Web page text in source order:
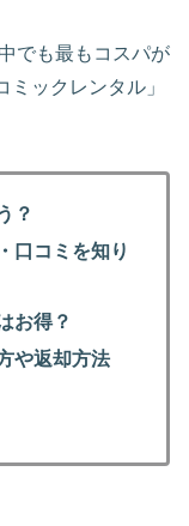
でも最もコスパが
ックレンタル」
？
口コミを知り
お得？
や返却方法